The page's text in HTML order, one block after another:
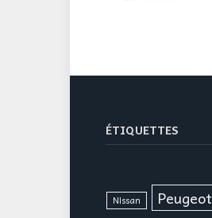
ÉTIQUETTES
Nissan Peugeot